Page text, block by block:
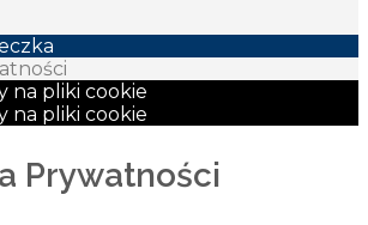
na pliki cookie
na pliki cookie
Prywatności